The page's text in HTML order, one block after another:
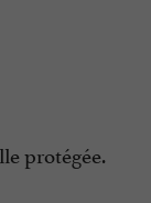
protégée.